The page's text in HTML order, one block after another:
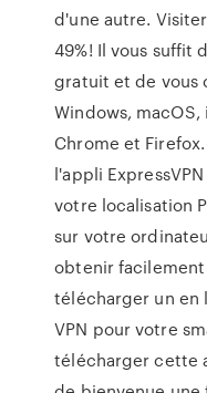
d'une autre.
49%! Il vous suffit
gratuit et de vous
Windows, macOS,
Chrome et
l'appli
votre localisation
sur votre
obtenir facilement
télécharger un en
VPN pour votre
télécharger cette